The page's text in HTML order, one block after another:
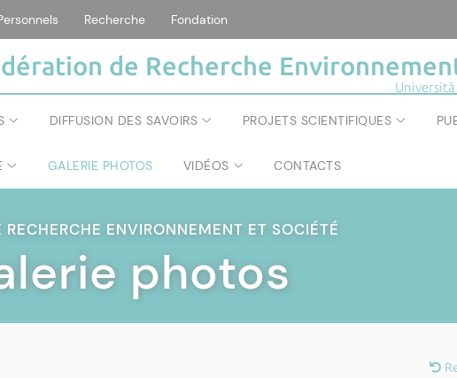
Recherche Fondation
de Recherche
Università
DIFFUSION DES SAVOIRS PROJETS SCIENTIFIQUES
GALERIE PHOTOS VIDÉOS CONTACTS
RECHERCHE ENVIRONNEMENT ET SOCIÉTÉ
photos